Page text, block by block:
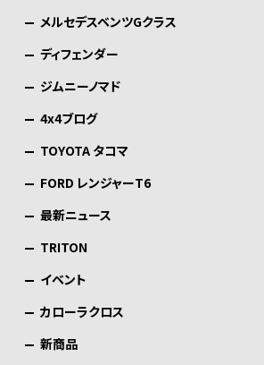
メルセデスベンツGクラス
ディフェンダー
ジムニーノマド
4x4ブログ
TOYOTA タコマ
FORD レンジャーT6
最新ニュース
TRITON
イベント
カローラクロス
新商品